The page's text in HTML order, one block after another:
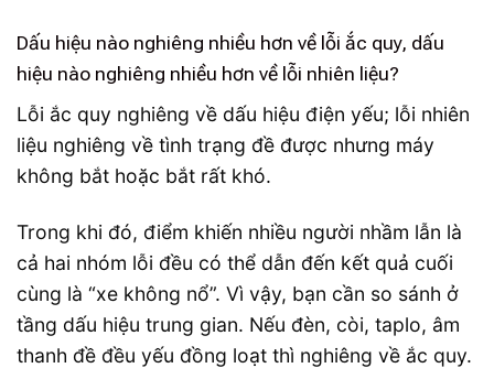
Dấu hiệu nào nghiêng nhiều hơn về lỗi ắc quy, dấu
hiệu nào nghiêng nhiều hơn về lỗi nhiên liệu?
Lỗi ắc quy nghiêng về dấu hiệu điện yếu; lỗi nhiên
liệu nghiêng về tình trạng đề được nhưng máy
không bắt hoặc bắt rất khó.
Trong khi đó, điểm khiến nhiều người nhầm lẫn là
cả hai nhóm lỗi đều có thể dẫn đến kết quả cuối
cùng là “xe không nổ”. Vì vậy, bạn cần so sánh ở
tầng dấu hiệu trung gian. Nếu đèn, còi, taplo, âm
thanh đề đều yếu đồng loạt thì nghiêng về ắc quy.